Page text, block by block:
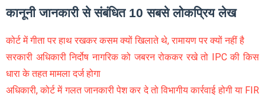
कानूनी जानकारी से संबंधित 10 सबसे लोकप्रिय लेख
कोर्ट में गीता पर हाथ रखकर कसम क्यों खिलाते थे, रामायण पर क्यों नहीं है
सरकारी अधिकारी निर्दोष नागरिक को जबरन रोककर रखे तो IPC की किस
धारा के तहत मामला दर्ज होगा
अधिकारी, कोर्ट में गलत जानकारी पेश कर दे तो विभागीय कार्रवाई होगी या FIR